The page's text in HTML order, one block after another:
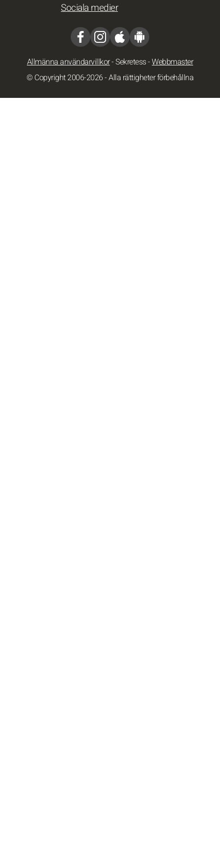
Sociala medier
Allmänna användarvillkor-Sekretess-Webbmaster
© Copyright 2006-2026 - Alla rättigheter förbehållna